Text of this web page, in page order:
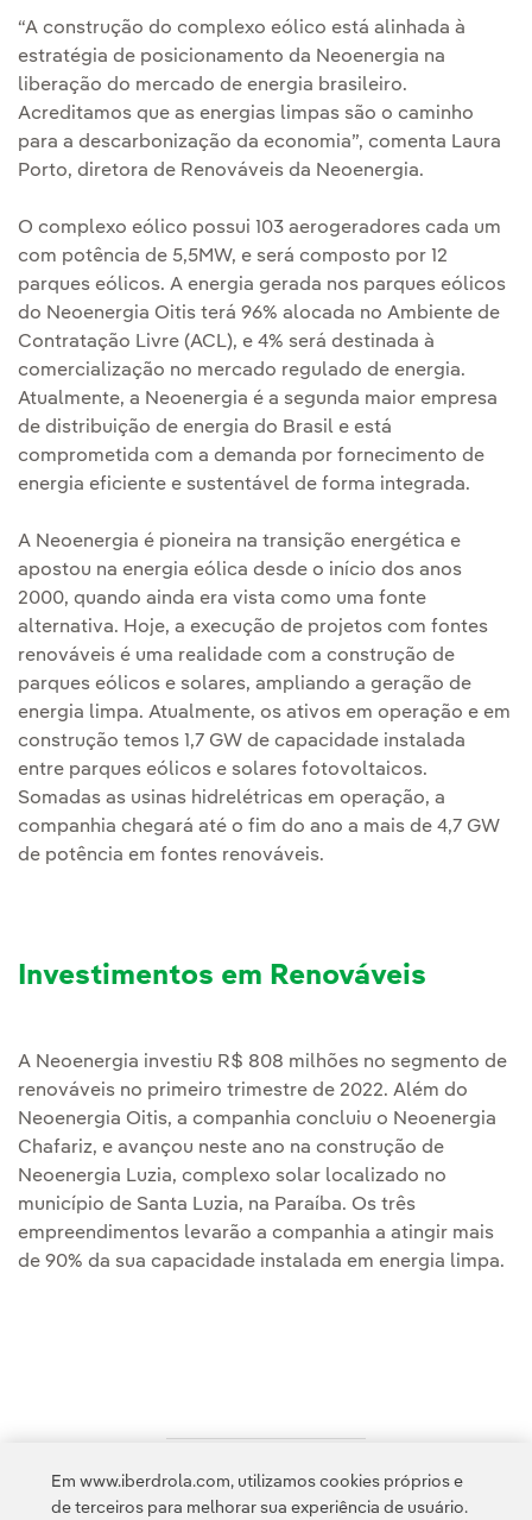
“A construção do complexo eólico está alinhada à
estratégia de posicionamento da Neoenergia na
liberação do mercado de energia brasileiro.
Acreditamos que as energias limpas são o caminho
para a descarbonização da economia”, comenta Laura
Porto, diretora de Renováveis da Neoenergia.
O complexo eólico possui 103 aerogeradores cada um
com potência de 5,5MW, e será composto por 12
parques eólicos. A energia gerada nos parques eólicos
do Neoenergia Oitis terá 96% alocada no Ambiente de
Contratação Livre (ACL), e 4% será destinada à
comercialização no mercado regulado de energia.
Atualmente, a Neoenergia é a segunda maior empresa
de distribuição de energia do Brasil e está
comprometida com a demanda por fornecimento de
energia eficiente e sustentável de forma integrada.
A Neoenergia é pioneira na transição energética e
apostou na energia eólica desde o início dos anos
2000, quando ainda era vista como uma fonte
alternativa. Hoje, a execução de projetos com fontes
renováveis é uma realidade com a construção de
parques eólicos e solares, ampliando a geração de
energia limpa. Atualmente, os ativos em operação e em
construção temos 1,7 GW de capacidade instalada
entre parques eólicos e solares fotovoltaicos.
Somadas as usinas hidrelétricas em operação, a
companhia chegará até o fim do ano a mais de 4,7 GW
de potência em fontes renováveis.
Investimentos em Renováveis
A Neoenergia investiu R$ 808 milhões no segmento de
renováveis no primeiro trimestre de 2022. Além do
Neoenergia Oitis, a companhia concluiu o Neoenergia
Chafariz, e avançou neste ano na construção de
Neoenergia Luzia, complexo solar localizado no
município de Santa Luzia, na Paraíba. Os três
empreendimentos levarão a companhia a atingir mais
de 90% da sua capacidade instalada em energia limpa.
Acesso a informação legal
Em www.iberdrola.com, utilizamos cookies próprios e
de terceiros para melhorar sua experiência de usuário.